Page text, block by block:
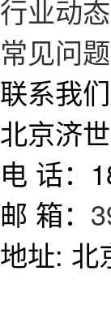
行业动态
常见问题
联系我们
北京济
电 话：
邮 箱：
地址: 北